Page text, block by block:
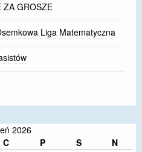
ZA GROSZE
Liga Matematyczna
2026
C P S
N